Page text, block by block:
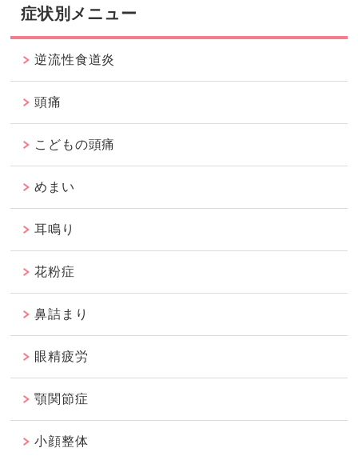
症状別メニュー
逆流性食道炎
頭痛
こどもの頭痛
めまい
耳鳴り
花粉症
鼻詰まり
眼精疲労
顎関節症
小顔整体